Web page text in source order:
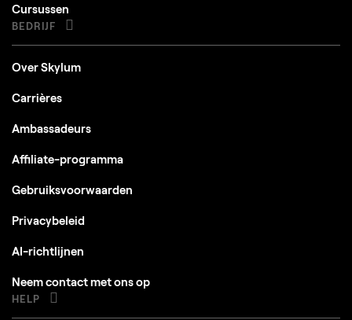
Cursussen
BEDRIJF
Over Skylum
Carrières
Ambassadeurs
Affiliate-programma
Gebruiksvoorwaarden
Privacybeleid
AI-richtlijnen
Neem contact met ons op
HELP